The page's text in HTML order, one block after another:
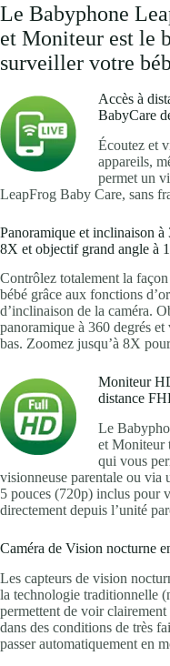
Le Babyphone
et Moniteur est le
surveiller votre
Accès à
BabyCare
Écoutez et
appareils,
permet un
LeapFrog Baby Care, sans
Panoramique et inclinaison à
8X et objectif grand angle à
Contrôlez totalement la
bébé grâce aux fonctions
d’inclinaison de la caméra.
panoramique à 360 degrés et
bas. Zoomez jusqu’à 8X
Moniteur
distance
Le
et Moniteur
qui vous
visionneuse parentale ou
5 pouces (720p) inclus pour
directement depuis l’unité
Caméra de Vision nocturne
Les capteurs de vision
la technologie traditionnelle
permettent de voir
dans des conditions de très
passer automatiquement en